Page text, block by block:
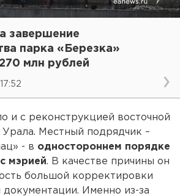
завершение
парка «Березка»
млн рублей
и с реконструкцией восточной
Местный подрядчик –
- в одностороннем порядке
мэрией. В качестве причины он
большой корректировки
Именно из-за